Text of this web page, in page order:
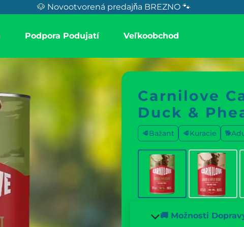
🐶 Novootvorená predajňa BREZNO 🐾
Podpora Podujatí Veľkoobchod
Carnilove
Duck &
🥩Bažant 🥩Kuracie
🚚 Možnosti